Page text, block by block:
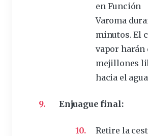
en Función
Varoma
minutos. El
vapor harán
mejillones
hacia el
Enjuague final:
Retire la